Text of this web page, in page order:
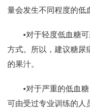
量会发生不同程度的低
•对于轻度低血糖
方式。所以，建议糖尿
的果汁。
•对于严重的低血
可由受过专业训练的人